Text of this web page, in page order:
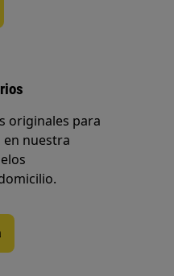
originales para
nuestra